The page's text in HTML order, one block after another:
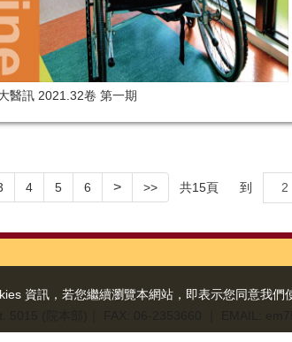
醫訊 2021.32卷 第一期
4 5 6 > >> 共15頁 到
資訊，若您繼續瀏覽本網站，即表示您同意我們